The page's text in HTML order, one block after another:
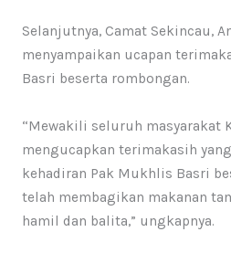
Selanjutnya, Camat Sekincau,
menyampaikan ucapan
Basri beserta rombongan.
“Mewakili seluruh masyarakat
mengucapkan terimakasih
kehadiran Pak Mukhlis Basri
telah membagikan makanan
hamil dan balita,” ungkapnya.